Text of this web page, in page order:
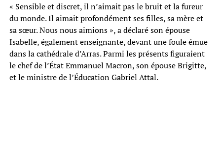
« Sensible et discret, il n’aimait pas le bruit et la fureur
du monde. Il aimait profondément ses filles, sa mère et
sa sœur. Nous nous aimions », a déclaré son épouse
Isabelle, également enseignante, devant une foule émue
dans la cathédrale d’Arras. Parmi les présents figuraient
le chef de l’État Emmanuel Macron, son épouse Brigitte,
et le ministre de l’Éducation Gabriel Attal.